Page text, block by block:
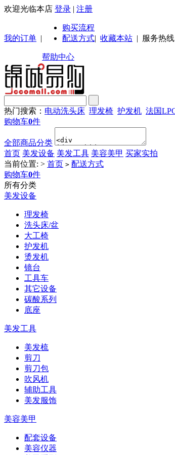
欢迎光临本店 登录 | 注册
我的订单 |
购买流程
配送方式
帮助中心
| 收藏本站 | 服务热线
热门搜索： 电动洗头床 理发椅 护发机 法国
购物车0件
全部商品分类
首页 美发设备 美发工具 美容美甲 买家实拍
当前位置: > 首页 > 配送方式
购物车0件
所有分类
美发设备
理发椅
洗头床/盆
大工椅
护发机
烫发机
镜台
工具车
其它设备
碳酸系列
底座
美发工具
美发梳
剪刀
剪刀包
吹风机
辅助工具
美发服饰
美容美甲
配套设备
美容仪器